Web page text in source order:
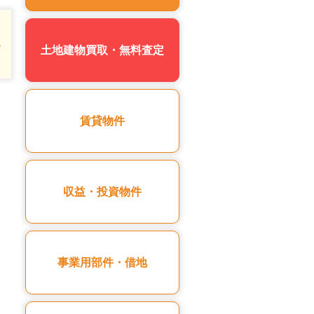
土地建物買取・無料査定
賃貸物件
収益・投資物件
事業用部件・借地